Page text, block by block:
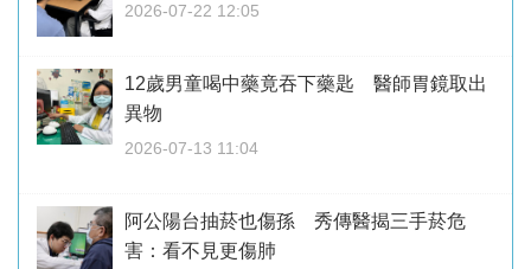
2026-07-22 12:05
12歲男童喝中藥竟吞下藥匙 醫師胃鏡取出
異物
2026-07-13 11:04
阿公陽台抽菸也傷孫 秀傳醫揭三手菸危
害：看不見更傷肺